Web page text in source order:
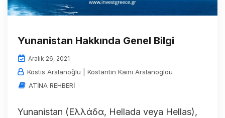
Yunanistan Hakkında Genel Bilgi
Aralık 26, 2021
Kostis Arslanoğlu | Kostantin Kaini Arslanoglou
ATİNA REHBERİ
Yunanistan (Ελλάδα, Hellada veya Hellas),